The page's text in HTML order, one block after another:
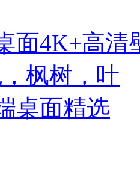
面4K+高清